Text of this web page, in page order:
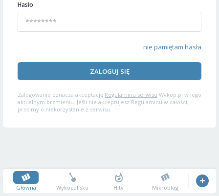
Hasło
nie pamiętam hasła
ZALOGUJ SIĘ
Zalogowanie oznacza akceptację Regulaminu serwisu Wykop.pl w jego
aktualnym brzmieniu. Jeśli nie akceptujesz Regulaminu w całości,
prosimy o niekorzystanie z serwisu.
Główna Wykopalisko Hity Mikroblog